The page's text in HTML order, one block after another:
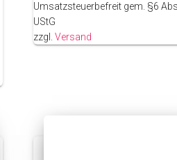
Umsatzsteuerbefreit gem. §6
UStG
zzgl.Versand